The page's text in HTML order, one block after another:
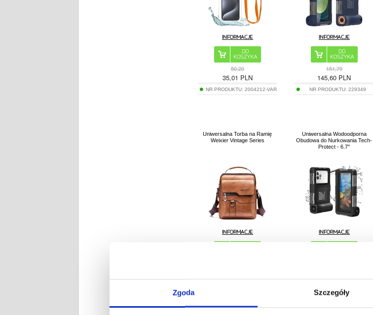
Zgoda Szczegóły
50,20
35,01 PLN
NR PRODUKTU: 2004212-VAR
151,79
145,60 PLN
NR PRODUKTU:229349
Uniwersalna Torba na Ramię
Weixier Vintage Series
Uniwersalna Wodoodporna
Obudowa do Nurkowania Tech-
Protect - 6.7"